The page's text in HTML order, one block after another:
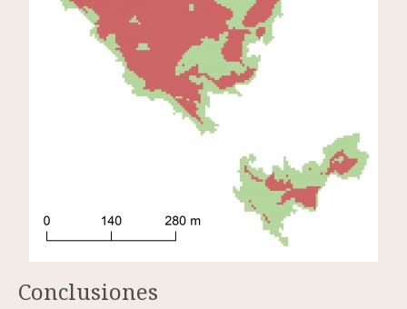
Conclusiones